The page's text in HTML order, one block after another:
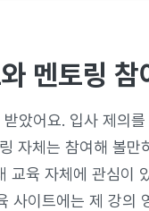
멘토링
았어요. 입사 제의
자체는 참여해 볼만
교육 자체에 관심이
사이트에는 제 강의